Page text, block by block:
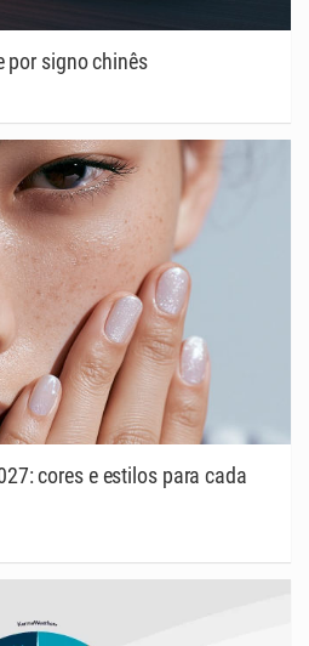
por signo chinês
cores e estilos para cada